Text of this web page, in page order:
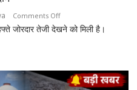
Comments Offon
सोना-
चमके:
5
जोरदार तेजी देखने को मिली है।